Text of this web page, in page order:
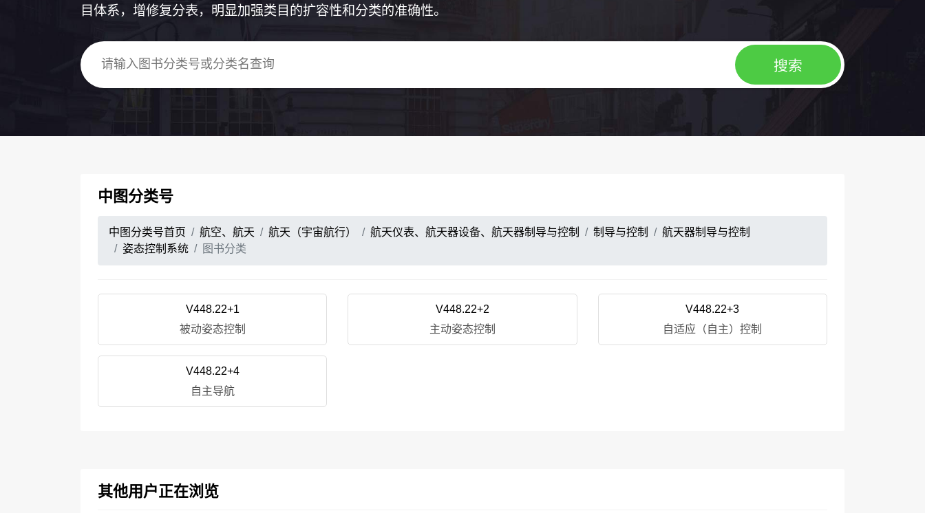
目体系，增修复分表，明显加强类目的扩容性和分类的准确性。
中图分类号
中图分类号首页 航空、航天 航天（宇宙航行） 航天仪表、航天器设备、航天器制导与控制 制导与控制
航天器制导与控制
姿态控制系统
图书分类
V448.22+1
被动姿态控制
V448.22+2
主动姿态控制
V448.22+3
自适应（自主）控制
V448.22+4
自主导航
其他用户正在浏览